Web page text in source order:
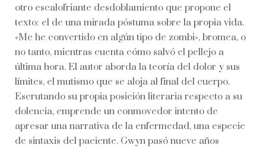
otro escalofriante desdoblamiento que propone el
texto: el de una mirada póstuma sobre la propia vida.
«Me he convertido en algún tipo de zombi», bromea, o
no tanto, mientras cuenta cómo salvó el pellejo a
última hora. El autor aborda la teoría del dolor y sus
límites, el mutismo que se aloja al final del cuerpo.
Escrutando su propia posición literaria respecto a su
dolencia, emprende un conmovedor intento de
apresar una narrativa de la enfermedad, una especie
de sintaxis del paciente. Gwyn pasó nueve años